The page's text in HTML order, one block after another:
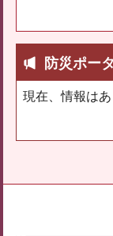
防災ポー
現在、情報はあ